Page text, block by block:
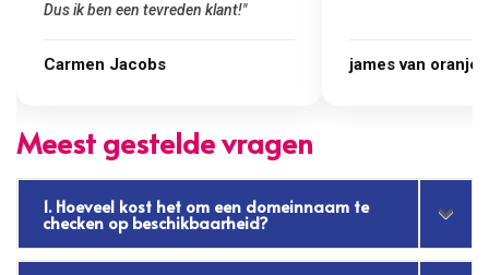
Dus ik ben een tevreden klant!"
Carmen Jacobs james van oranje
Meest gestelde vragen
1. Hoeveel kost het om een domeinnaam te
checken op beschikbaarheid?